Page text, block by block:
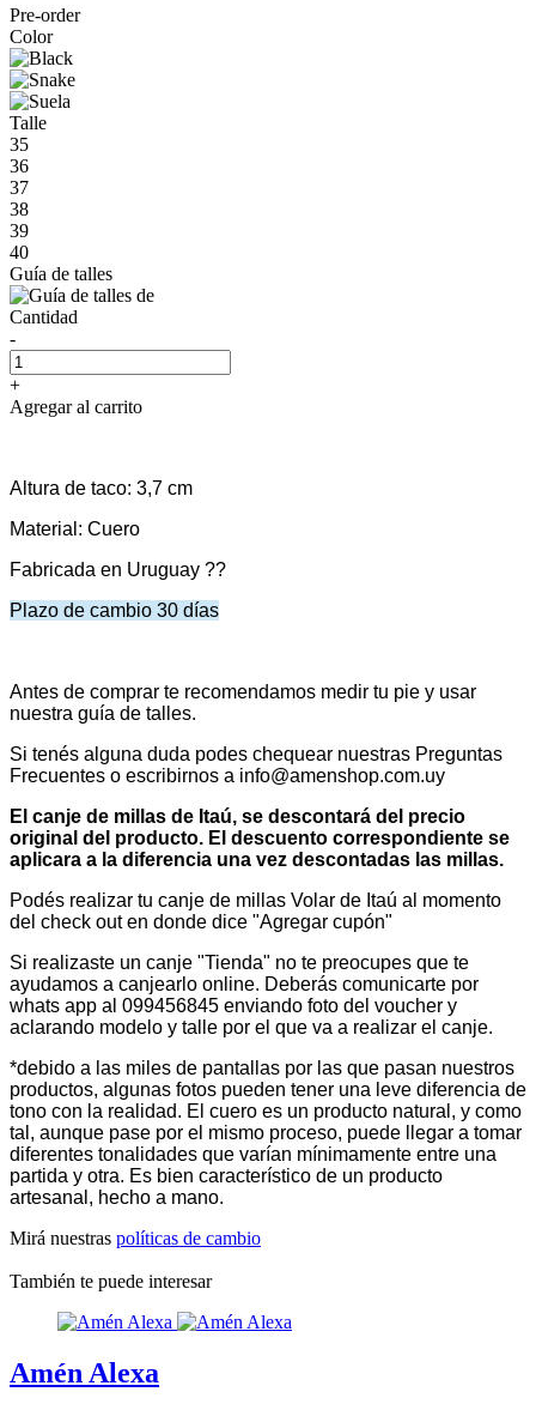
Pre-order
Color
Talle
35
36
37
38
39
40
Guía de talles
Cantidad
-
+
Agregar al carrito
Altura de taco: 3,7 cm
Material: Cuero
Fabricada en Uruguay ??
Plazo de cambio 30 días
Antes de comprar te recomendamos medir tu pie y usar
nuestra guía de talles.
Si tenés alguna duda podes chequear nuestras Preguntas
Frecuentes o escribirnos a info@amenshop.com.uy
El canje de millas de Itaú, se descontará del precio
original del producto. El descuento correspondiente se
aplicara a la diferencia una vez descontadas las millas.
Podés realizar tu canje de millas Volar de Itaú al momento
del check out en donde dice "Agregar cupón"
Si realizaste un canje "Tienda" no te preocupes que te
ayudamos a canjearlo online. Deberás comunicarte por
whats app al 099456845 enviando foto del voucher y
aclarando modelo y talle por el que va a realizar el canje.
*debido a las miles de pantallas por las que pasan nuestros
productos, algunas fotos pueden tener una leve diferencia de
tono con la realidad. El cuero es un producto natural, y como
tal, aunque pase por el mismo proceso, puede llegar a tomar
diferentes tonalidades que varían mínimamente entre una
partida y otra. Es bien característico de un producto
artesanal, hecho a mano.
Mirá nuestras políticas de cambio
También te puede interesar
Amén Alexa